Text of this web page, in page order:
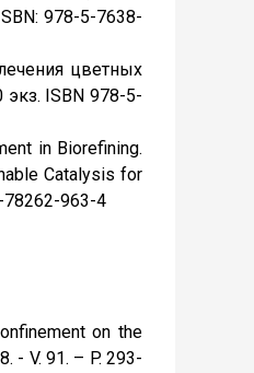
978-5-7638-
цветных
ISBN 978-5-
in Biorefining.
Catalysis for
78262-963-4
on the
- V. 91. – P. 293-